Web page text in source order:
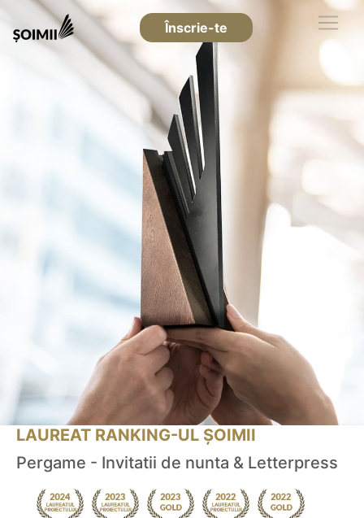
Înscrie-te
LAUREAT RANKING-UL ȘOIMII
Pergame - Invitatii de nunta & Letterpress